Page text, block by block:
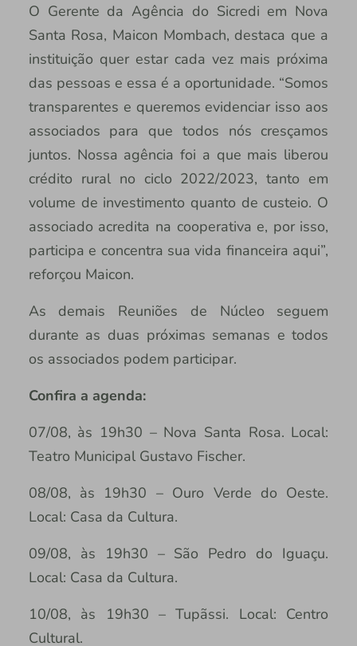
O Gerente da Agência do Sicredi em Nova
Santa Rosa, Maicon Mombach, destaca que a
instituição quer estar cada vez mais próxima
das pessoas e essa é a oportunidade. “Somos
transparentes e queremos evidenciar isso aos
associados para que todos nós cresçamos
juntos. Nossa agência foi a que mais liberou
crédito rural no ciclo 2022/2023, tanto em
volume de investimento quanto de custeio. O
associado acredita na cooperativa e, por isso,
participa e concentra sua vida financeira aqui”,
reforçou Maicon.
As demais Reuniões de Núcleo seguem
durante as duas próximas semanas e todos
os associados podem participar.
Confira a agenda:
07/08, às 19h30 – Nova Santa Rosa. Local:
Teatro Municipal Gustavo Fischer.
08/08, às 19h30 – Ouro Verde do Oeste.
Local: Casa da Cultura.
09/08, às 19h30 – São Pedro do Iguaçu.
Local: Casa da Cultura.
10/08, às 19h30 – Tupãssi. Local: Centro
Cultural.